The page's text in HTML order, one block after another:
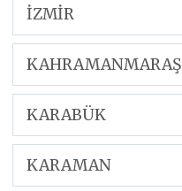
İZMİR
KAHRAMANMARAŞ
KARABÜK
KARAMAN